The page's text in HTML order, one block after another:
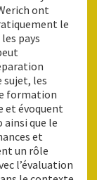
ont
le
pays
sujet, les
formation
et évoquent
que le
et
un rôle
l’évaluation